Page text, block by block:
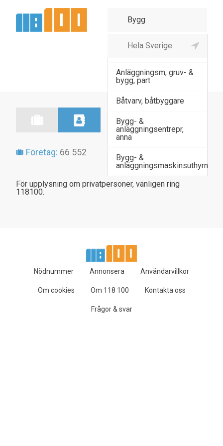
Agenturhandel virke,
Anläggningsm, gruv- &
bygg, part
Båtvarv, båtbyggare
Bygg- &
anläggningsentrepr,
anna
Bygg- &
anläggningsmaskinsuthyrn
Företag: 66 552
För upplysning om privatpersoner, vänligen ring
118100.
Nödnummer Annonsera Användarvillkor
Om cookies Om 118 100 Kontakta oss
Frågor & svar